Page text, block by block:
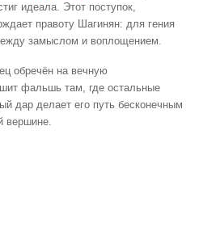
идеала. Этот поступок,
правоту Шагинян: для гения
замыслом и воплощением.
обречён на вечную
фальшь там, где остальные
дар делает его путь бесконечным
вершине.